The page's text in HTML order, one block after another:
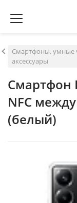
Смартфоны, умные
аксессуары
Смартфон
NFC
(белый)